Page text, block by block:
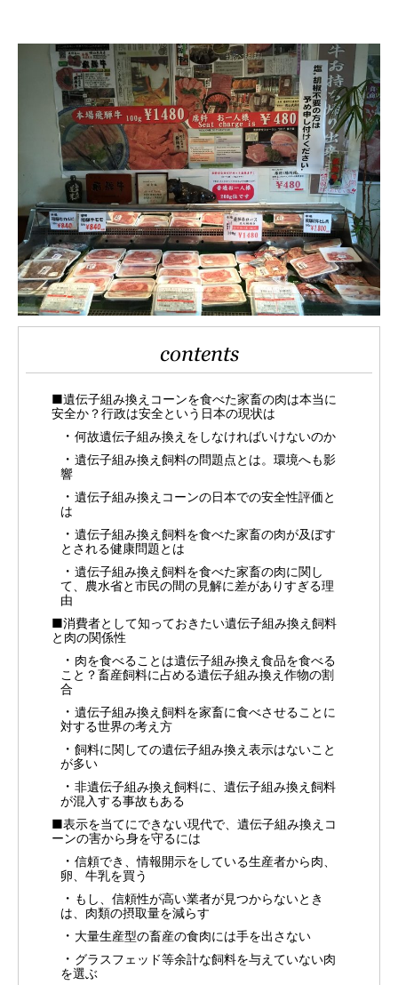
contents
■遺伝子組み換えコーンを食べた家畜の肉は本当に
安全か？行政は安全という日本の現状は
何故遺伝子組み換えをしなければいけないのか
遺伝子組み換え飼料の問題点とは。環境へも影
響
遺伝子組み換えコーンの日本での安全性評価と
は
遺伝子組み換え飼料を食べた家畜の肉が及ぼす
とされる健康問題とは
遺伝子組み換え飼料を食べた家畜の肉に関し
て、農水省と市民の間の見解に差がありすぎる理
由
■消費者として知っておきたい遺伝子組み換え飼料
と肉の関係性
肉を食べることは遺伝子組み換え食品を食べる
こと？畜産飼料に占める遺伝子組み換え作物の割
合
遺伝子組み換え飼料を家畜に食べさせることに
対する世界の考え方
飼料に関しての遺伝子組み換え表示はないこと
が多い
非遺伝子組み換え飼料に、遺伝子組み換え飼料
が混入する事故もある
■表示を当てにできない現代で、遺伝子組み換えコ
ーンの害から身を守るには
信頼でき、情報開示をしている生産者から肉、
卵、牛乳を買う
もし、信頼性が高い業者が見つからないとき
は、肉類の摂取量を減らす
大量生産型の畜産の食肉には手を出さない
グラスフェッド等余計な飼料を与えていない肉
を選ぶ